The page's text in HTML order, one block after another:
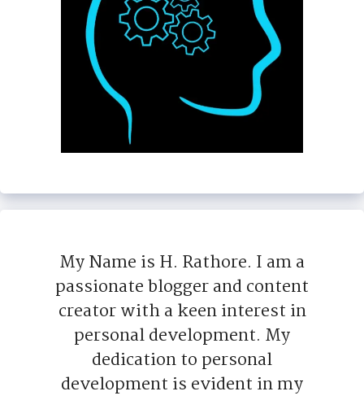
My Name is H. Rathore. I am a
passionate blogger and content
creator with a keen interest in
personal development. My
dedication to personal
development is evident in my